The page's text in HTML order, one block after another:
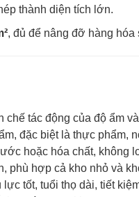
thành diện tích lớn.
, đủ để nâng đỡ hàng
chế tác động của độ ẩm
đặc biệt là thực phẩm,
hoặc hóa chất, không
phù hợp cả kho nhỏ và
tốt, tuổi thọ dài, tiết